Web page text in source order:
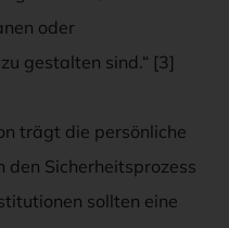
oder
gestalten sind.“ [3]
trägt die persönliche
Sicherheitsprozess
sollten eine